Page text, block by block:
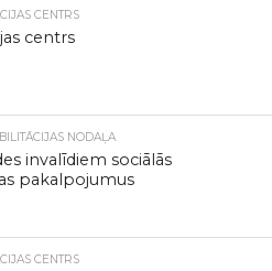
CENTRS
centrs
NODAĻA
invalīdiem sociālās
pakalpojumus
CENTRS